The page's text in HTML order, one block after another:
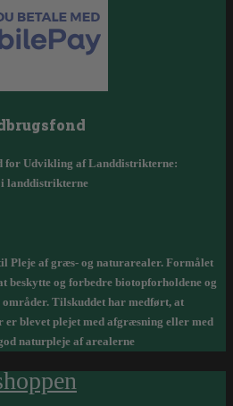
for Udvikling af Landdistrikterne:
landdistrikterne
Pleje af græs- og naturarealer. Formålet
beskytte og forbedre biotopforholdene og
Tilskuddet har medført, at
blevet plejet med afgræsning eller med
naturpleje af arealerne